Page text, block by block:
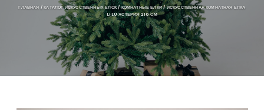
ГЛАВНАЯ /КАТАЛОГ ИСКУССТВЕННЫХ ЕЛОК/КОМНАТНЫЕ ЕЛКИ/ ИСКУССТВЕННАЯ КОМНАТНАЯ ЕЛКА
LILU АСТЕРИЯ 210 СМ